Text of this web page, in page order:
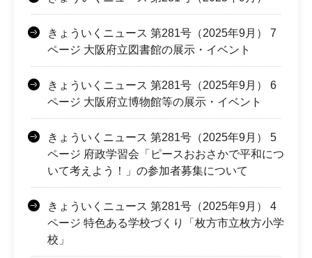
きょういくニュース 第281号（2025年9月） 7
ページ 大阪府立図書館の展示・イベント
きょういくニュース 第281号（2025年9月） 6
ページ 大阪府立博物館等の展示・イベント
きょういくニュース 第281号（2025年9月） 5
ページ 府政学習会「ピースおおさかで平和につ
いて考えよう！」の参加者募集について
きょういくニュース 第281号（2025年9月） 4
ページ 特色ある学校づくり「枚方市立枚方小学
校」